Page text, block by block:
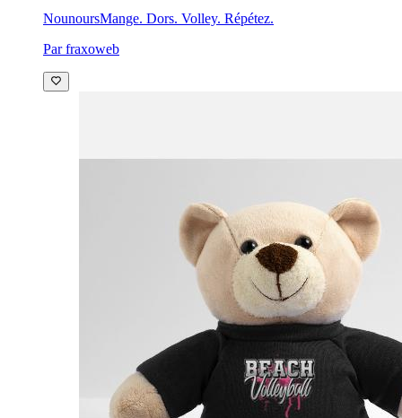
NounoursMange. Dors. Volley. Répétez.
Par fraxoweb